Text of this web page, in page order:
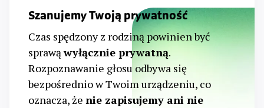
Szanujemy Twoją prywatność
Czas spędzony z rodziną powinien być
sprawąwyłącznie prywatną.
Rozpoznawanie głosu odbywa się
bezpośrednio w Twoim urządzeniu, co
oznacza, że nie zapisujemy ani nie